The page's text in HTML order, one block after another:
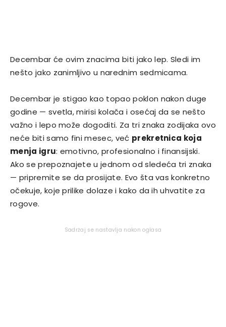
Decembar će ovim znacima biti jako lep. Sledi im
nešto jako zanimljivo u narednim sedmicama.
Decembar je stigao kao topao poklon nakon duge
godine — svetla, mirisi kolača i osećaj da se nešto
važno i lepo može dogoditi. Za tri znaka zodijaka ovo
neće biti samo fini mesec, već prekretnica koja
menja igru: emotivno, profesionalno i finansijski.
Ako se prepoznajete u jednom od sledeća tri znaka
— pripremite se da prosijate. Evo šta vas konkretno
očekuje, koje prilike dolaze i kako da ih uhvatite za
rogove.
Sadržaj se nastavlja nakon oglasa